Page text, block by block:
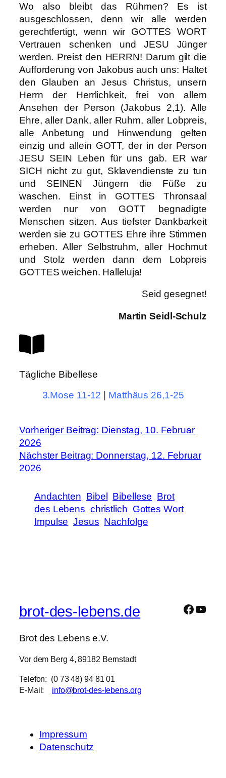
Wo also bleibt das Rühmen? Es ist
ausgeschlossen, denn wir alle werden
gerechtfertigt, wenn wir GOTTES WORT
Vertrauen schenken und JESU Jünger
werden. Preist den HERRN! Darum gilt die
Aufforderung von Jakobus auch uns: Haltet
den Glauben an Jesus Christus, unsern
Herrn der Herrlichkeit, frei von allem
Ansehen der Person (Jakobus 2,1). Alle
Ehre, aller Dank, aller Ruhm, aller Lobpreis,
alle Anbetung und Hinwendung gelten
einzig und allein GOTT, der in der Person
JESU SEIN Leben für uns gab. ER war
SICH nicht zu gut, Sklavendienste zu tun
und SEINEN Jüngern die Füße zu
waschen. Einst in GOTTES Thronsaal
werden nur von GOTT begnadigte
Menschen sitzen. Aus tiefster Dankbarkeit
werden sie zu GOTTES Ehre ihre Stimmen
erheben. Aller Selbstruhm, aller Hochmut
und Stolz werden dann dem Lobpreis
GOTTES weichen. Halleluja!
Seid gesegnet!
Martin Seidl-Schulz
Tägliche Bibellese
3.Mose 11-12
Matthäus 26,1-25
Vorheriger Beitrag: Dienstag, 10. Februar
2026
Nächster Beitrag: Donnerstag, 12. Februar
2026
Andachten Bibel Bibellese Brot
des Lebens christlich Gottes Wort
Impulse Jesus Nachfolge
brot-des-lebens.de
Brot des Lebens e.V.
Vor dem Berg 4, 89182 Bernstadt
Telefon: (0 73 48) 94 81 01
E-Mail: info@brot-des-lebens.org
Impressum
Datenschutz